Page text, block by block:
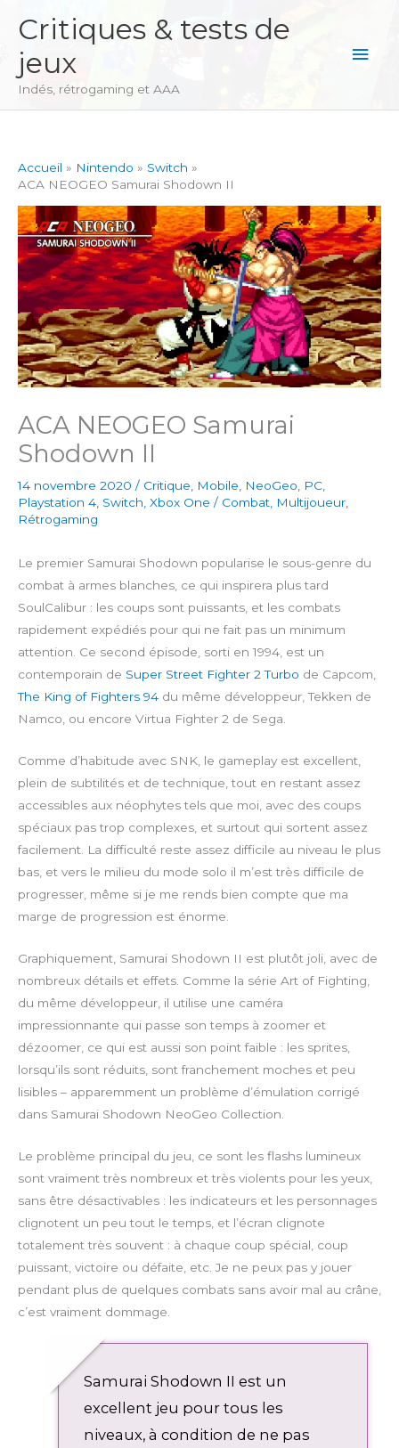
contenu
Critiques & tests de
jeux
Indés, rétrogaming et AAA
Accueil Nintendo
Switch
ACA NEOGEO Samurai Shodown II
ACA NEOGEO Samurai
Shodown II
14 novembre 2020 / Critique Mobile NeoGeo PC
Playstation 4 Switch Xbox One / Combat Multijoueur
Rétrogaming
Le premier Samurai Shodown popularise le sous-genre du
combat à armes blanches, ce qui inspirera plus tard
SoulCalibur : les coups sont puissants, et les combats
rapidement expédiés pour qui ne fait pas un minimum
attention. Ce second épisode, sorti en 1994, est un
contemporain de Super Street Fighter 2 Turbo de Capcom,
The King of Fighters 94 du même développeur, Tekken de
Namco, ou encore Virtua Fighter 2 de Sega.
Comme d’habitude avec SNK, le gameplay est excellent,
plein de subtilités et de technique, tout en restant assez
accessibles aux néophytes tels que moi, avec des coups
spéciaux pas trop complexes, et surtout qui sortent assez
facilement. La difficulté reste assez difficile au niveau le plus
bas, et vers le milieu du mode solo il m’est très difficile de
progresser, même si je me rends bien compte que ma
marge de progression est énorme.
Graphiquement, Samurai Shodown II est plutôt joli, avec de
nombreux détails et effets. Comme la série Art of Fighting,
du même développeur, il utilise une caméra
impressionnante qui passe son temps à zoomer et
dézoomer, ce qui est aussi son point faible : les sprites,
lorsqu’ils sont réduits, sont franchement moches et peu
lisibles – apparemment un problème d’émulation corrigé
dans Samurai Shodown NeoGeo Collection.
Le problème principal du jeu, ce sont les flashs lumineux
sont vraiment très nombreux et très violents pour les yeux,
sans être désactivables : les indicateurs et les personnages
clignotent un peu tout le temps, et l’écran clignote
totalement très souvent : à chaque coup spécial, coup
puissant, victoire ou défaite, etc. Je ne peux pas y jouer
pendant plus de quelques combats sans avoir mal au crâne,
c’est vraiment dommage.
Samurai Shodown II est un
excellent jeu pour tous les
niveaux, à condition de ne pas